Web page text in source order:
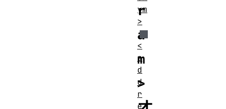
r
a
m
>
ym
>
<
a
d
d
r
e